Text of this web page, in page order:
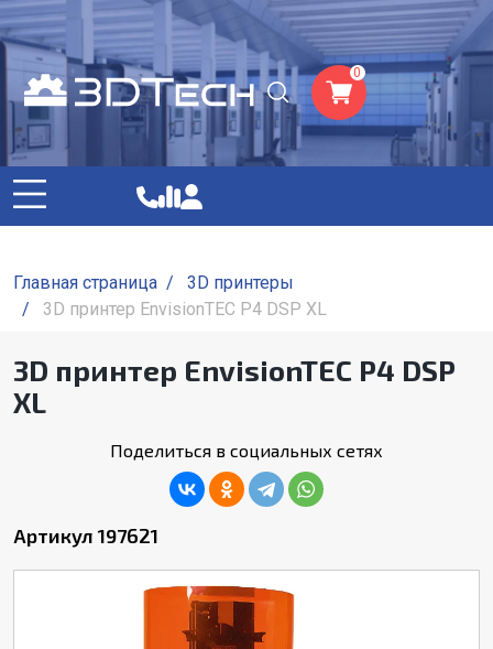
0
Главная страница /
3D принтеры
/
3D принтер EnvisionTEC P4 DSP XL
3D принтер EnvisionTEC P4 DSP
XL
Поделиться в социальных сетях
Артикул 197621